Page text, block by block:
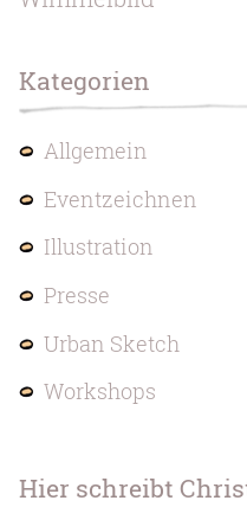
Kategorien
Allgemein
Eventzeichnen
Illustration
Presse
Urban Sketch
Workshops
Hier schreibt